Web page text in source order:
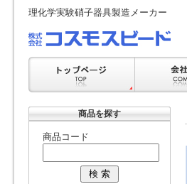
理化学実験硝子器具製造メーカー
商品を探す
商品コード